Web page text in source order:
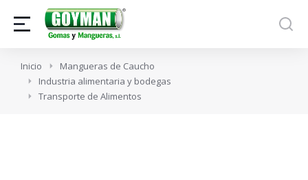
Estás aquí:
Inicio
Mangueras de Caucho
Industria alimentaria y bodegas
Transporte de Alimentos